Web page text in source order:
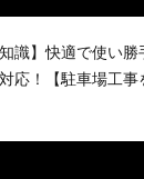
識】快適で使い
応！【駐車場工